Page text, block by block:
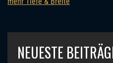
NEUESTE